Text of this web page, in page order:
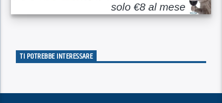
TI POTREBBE INTERESSARE